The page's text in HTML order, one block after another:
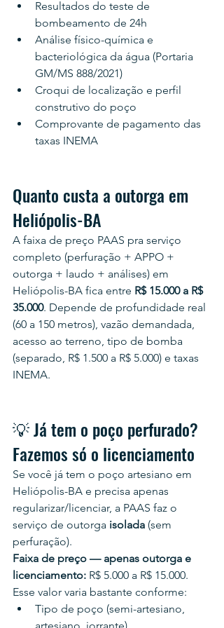
Resultados do teste de
bombeamento de 24h
Análise físico-química e
bacteriológica da água (Portaria
GM/MS 888/2021)
Croqui de localização e perfil
construtivo do poço
Comprovante de pagamento das
taxas INEMA
Quanto custa a outorga em
Heliópolis-BA
A faixa de preço PAAS pra serviço
completo (perfuração + APPO +
outorga + laudo + análises) em
Heliópolis-BA fica entre R$ 15.000 a R$
35.000. Depende de profundidade real
(60 a 150 metros), vazão demandada,
acesso ao terreno, tipo de bomba
(separado, R$ 1.500 a R$ 5.000) e taxas
INEMA.
💡 Já tem o poço perfurado?
Fazemos só o licenciamento
Se você já tem o poço artesiano em
Heliópolis-BA e precisa apenas
regularizar/licenciar, a PAAS faz o
serviço de outorga isolada (sem
perfuração).
Faixa de preço — apenas outorga e
licenciamento: R$ 5.000 a R$ 15.000.
Esse valor varia bastante conforme:
Tipo de poço (semi-artesiano,